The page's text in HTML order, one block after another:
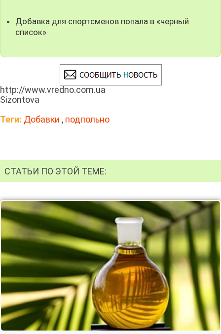
Добавка для спортсменов попала в «черный
список»
http://www.vredno.com.ua
Sizontova
Теги: Добавки , подпольно
СТАТЬИ ПО ЭТОЙ ТЕМЕ: